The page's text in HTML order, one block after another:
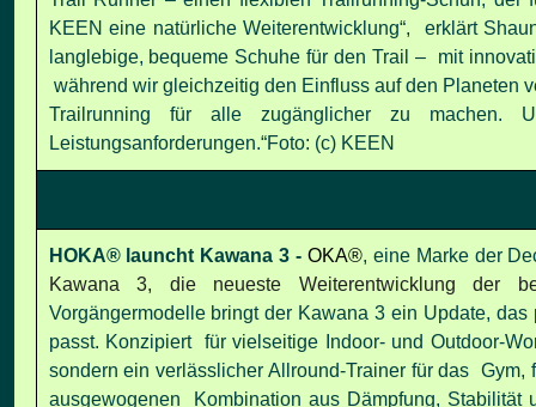
KEEN eine natürliche Weiterentwicklung“, erklärt
langlebige, bequeme Schuhe für den Trail – mit
während wir gleichzeitig den Einfluss auf den Planeten
Trailrunning für alle zugänglicher zu
Leistungsanforderungen.“Foto: (c) KEEN
HOKA® launcht Kawana 3 - OKA®, eine Marke der
Kawana 3, die neueste Weiterentwicklung der
Vorgängermodelle bringt der Kawana 3 ein Update,
passt. Konzipiert für vielseitige Indoor- und Outdoor-
sondern ein verlässlicher Allround-Trainer für das
ausgewogenen Kombination aus Dämpfung,